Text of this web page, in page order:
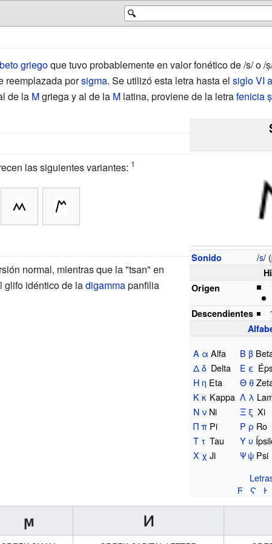
🔍
griegoque tuvo probablemente en valor fonético de /s/ o /
reemplazada porsigma. Se utilizó esta letra hasta el siglo VI
de la Μgriega y al de la Mlatina, proviene de la letrafenicia
Sonido /s/
Origen
Descendientes
Α α Alfa Β β
Δδ Delta Ε ε
Η η Eta Θ θ
Κ κ Kappa Λ λ
Νν Ni Ξ ξ Xi
Ππ Pi Ρ ρ Ro
Τ τ Tau Υ υ
Χ χ Ji Ψψ Psi
Ϝ
Ϛ Ͱ
las siguientes variantes:
normal, mientras que la "tsan" en
glifo idéntico de ladigammapanfilia
ϻ Ͷ